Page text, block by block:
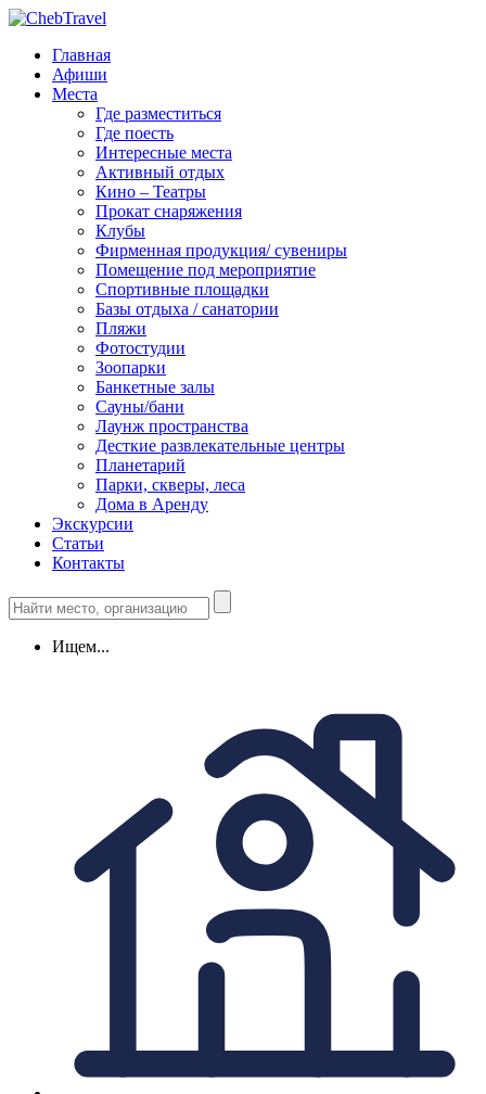
Главная
Афиши
Места
Где разместиться
Где поесть
Интересные места
Активный отдых
Кино – Театры
Прокат снаряжения
Клубы
Фирменная продукция/ сувениры
Помещение под мероприятие
Спортивные площадки
Базы отдыха / санатории
Пляжи
Фотостудии
Зоопарки
Банкетные залы
Сауны/бани
Лаунж пространства
Десткие развлекательные центры
Планетарий
Парки, скверы, леса
Дома в Аренду
Экскурсии
Статьи
Контакты
Ищем...